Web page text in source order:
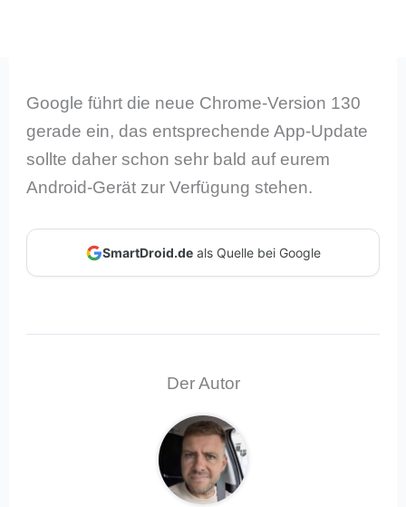
Google führt die neue Chrome-Version 130
gerade ein, das entsprechende App-Update
sollte daher schon sehr bald auf eurem
Android-Gerät zur Verfügung stehen.
SmartDroid.deals Quelle bei Google
Der Autor